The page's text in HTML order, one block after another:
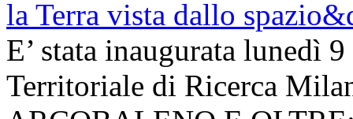
E’ stata inaugurata lunedì
Territoriale di Ricerca